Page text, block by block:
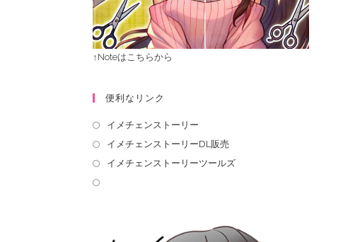
↑Noteはこちらから
便利なリンク
イメチェンストーリー
イメチェンストーリーDL販売
イメチェンストーリーツールズ